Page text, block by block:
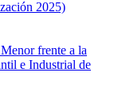
2025)
frente a la
e Industrial de